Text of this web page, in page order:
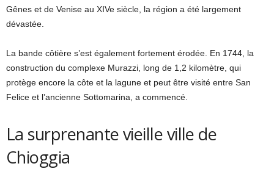
Gênes et de Venise au XIVe siècle, la région a été largement
dévastée.
La bande côtière s’est également fortement érodée. En 1744, la
construction du complexe Murazzi, long de 1,2 kilomètre, qui
protège encore la côte et la lagune et peut être visité entre San
Felice et l’ancienne Sottomarina, a commencé.
La surprenante vieille ville de
Chioggia